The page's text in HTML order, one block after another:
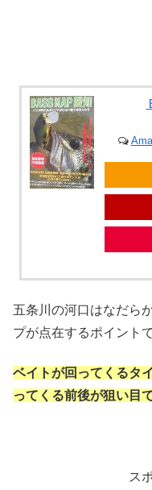
五条川の河口はなだら
プが点在するポイントで
ベイトが回ってくるタ
ってくる前後が狙い目で
ス